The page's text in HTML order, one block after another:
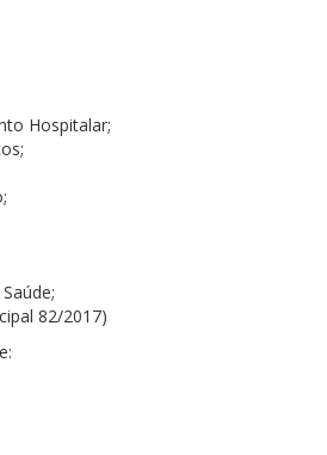
Hospitalar;
82/2017)